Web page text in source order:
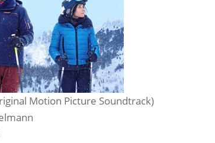
Motion Picture Soundtrack)